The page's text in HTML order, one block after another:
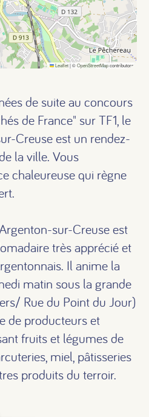
Leaflet|©OpenStreetMapcontributors
de suite au concours
de France" sur TF1, le
Creuse est un rendez-
la ville. Vous
chaleureuse qui règne
sur-Creuse est
très apprécié et
Il anime la
matin sous la grande
Rue du Point du Jour)
de producteurs et
fruits et légumes de
miel, pâtisseries
produits du terroir.